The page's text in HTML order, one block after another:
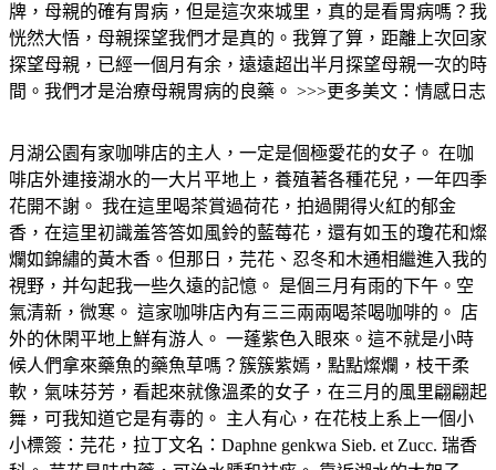
牌，母親的確有胃病，但是這次來城里，真的是看胃病嗎？我
恍然大悟，母親探望我們才是真的。我算了算，距離上次回家
探望母親，已經一個月有余，遠遠超出半月探望母親一次的時
間。我們才是治療母親胃病的良藥。 >>>更多美文：情感日志
月湖公園有家咖啡店的主人，一定是個極愛花的女子。 在咖
啡店外連接湖水的一大片平地上，養殖著各種花兒，一年四季
花開不謝。 我在這里喝茶賞過荷花，拍過開得火紅的郁金
香，在這里初識羞答答如風鈴的藍莓花，還有如玉的瓊花和燦
爛如錦繡的黃木香。但那日，芫花、忍冬和木通相繼進入我的
視野，并勾起我一些久遠的記憶。 是個三月有雨的下午。空
氣清新，微寒。 這家咖啡店內有三三兩兩喝茶喝咖啡的。 店
外的休閑平地上鮮有游人。 一蓬紫色入眼來。這不就是小時
候人們拿來藥魚的藥魚草嗎？簇簇紫嫣，點點燦爛，枝干柔
軟，氣味芬芳，看起來就像溫柔的女子，在三月的風里翩翩起
舞，可我知道它是有毒的。 主人有心，在花枝上系上一個小
小標簽：芫花，拉丁文名：Daphne genkwa Sieb. et Zucc. 瑞香